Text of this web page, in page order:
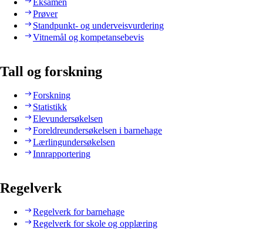
Prøver
Standpunkt- og underveisvurdering
Vitnemål og kompetansebevis
Tall og forskning
Forskning
Statistikk
Elevundersøkelsen
Foreldreundersøkelsen i barnehage
Lærlingundersøkelsen
Innrapportering
Regelverk
Regelverk for barnehage
Regelverk for skole og opplæring